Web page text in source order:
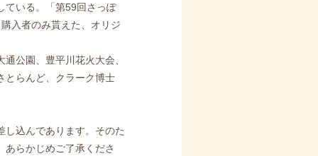
ている。「第59回さっぽ
入者のみ貰えた、オリジ
公園、豊平川花火大会、
とらんど、クラーク博士
込んであります。そのた
らかじめご了承くださ